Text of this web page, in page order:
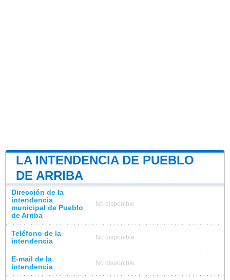
LA INTENDENCIA DE PUEBLO
DE ARRIBA
Dirección de la
intendencia
municipal de Pueblo
de Arriba
No disponible
Teléfono de la
intendencia
No disponible
E-mail de la
intendencia
No disponible